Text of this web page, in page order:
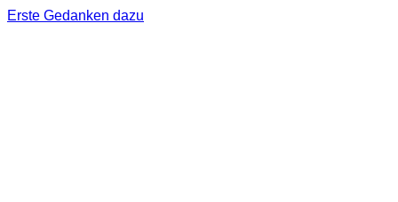
Erste Gedanken dazu